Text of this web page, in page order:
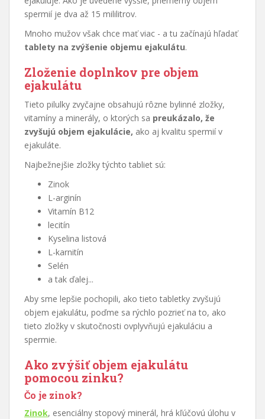
spermií je dva až 15 mililitrov.
Mnoho mužov však chce mať viac - a tu začínajú hľadať
tablety na zvýšenie objemu ejakulátu.
Zloženie doplnkov pre objem
ejakulátu
Tieto pilulky zvyčajne obsahujú rôzne bylinné zložky,
vitamíny a minerály, o ktorých sa preukázalo, že
zvyšujú objem ejakulácie, ako aj kvalitu spermií v
ejakuláte.
Najbežnejšie zložky týchto tabliet sú:
Zinok
L-arginín
Vitamín B12
lecitín
Kyselina listová
L-karnitín
Selén
a tak ďalej...
Aby sme lepšie pochopili, ako tieto tabletky zvyšujú
objem ejakulátu, poďme sa rýchlo pozrieť na to, ako
tieto zložky v skutočnosti ovplyvňujú ejakuláciu a
spermie.
Ako zvýšiť objem ejakulátu
pomocou zinku?
Čo je zinok?
Zinok, esenciálny stopový minerál, hrá kľúčovú úlohu v